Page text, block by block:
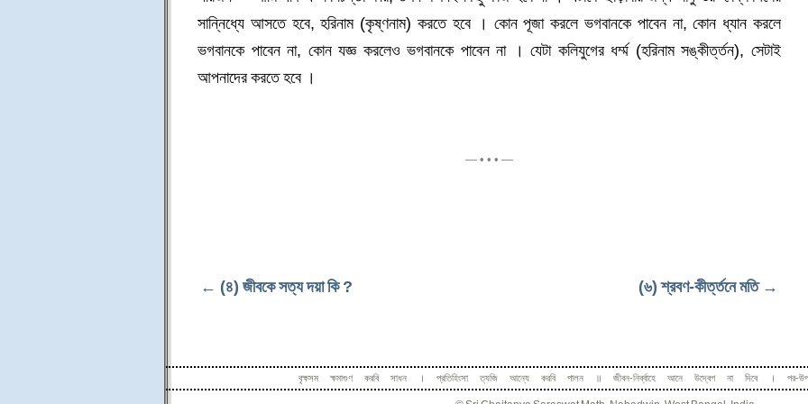
সান্নিধ্যে আসতে হবে, হরিনাম (কৃষ্ণনাম) করতে হবে । কোন পূজা করলে ভগবানকে পাবেন না, কোন ধ্যান করলে
ভগবানকে পাবেন না, কোন যজ্ঞ করলেও ভগবানকে পাবেন না । যেটা কলিযুগের ধর্ম্ম (হরিনাম সঙ্কীর্ত্তন), সেটাই
আপনাদের করতে হবে ।
— • • • —
← (৪) জীবকে সত্য দয়া কি ? (৬) শ্রবণ-কীর্ত্তনে মতি →
বৃক্ষসম ক্ষমাগুণ করবি সাধন । প্রতিহিংসা ত্যজি আন্যে করবি পালন ॥ জীবন-নির্ব্বাহে আনে উদ্বেগ না দিবে । পর-